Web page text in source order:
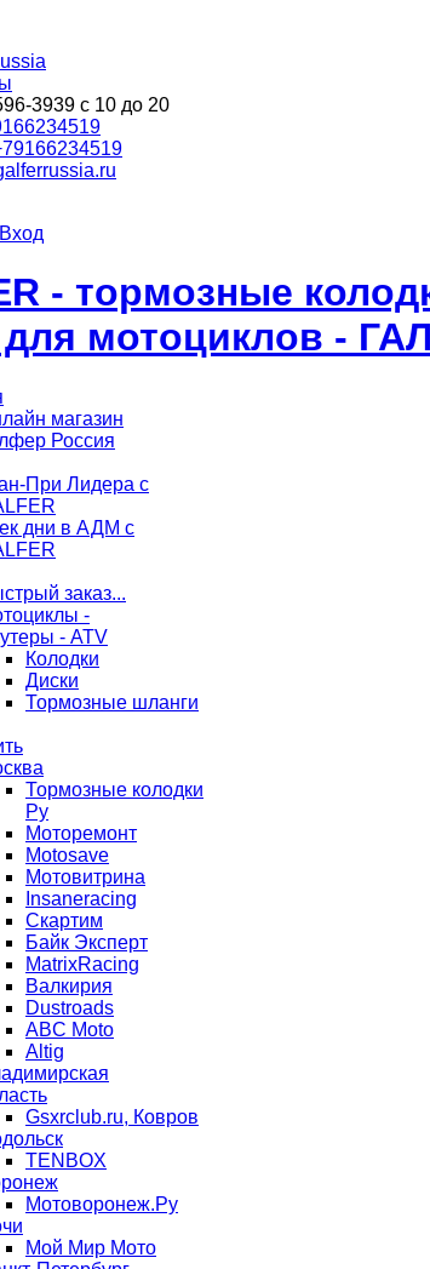
3939 с 10 до 20
Вход
- тормозные
для мотоциклов -
магазин
Россия
При Лидера c
дни в АДМ с
заказ...
-
- ATV
Колодки
Диски
Тормозные шланги
Тормозные колодки
Ру
Моторемонт
Motosave
Мотовитрина
Insaneracing
Скартим
Байк Эксперт
MatrixRacing
Валкирия
Dustroads
ABC Moto
Altig
Gsxrclub.ru, Ковров
TENBOX
Мотоворонеж.Ру
Мой Мир Мото